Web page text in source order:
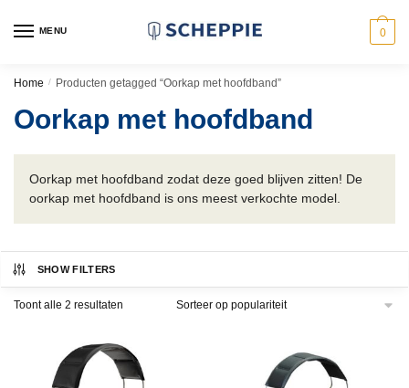
MENU 0
Home / Producten getagged “Oorkap met hoofdband”
Oorkap met hoofdband
Oorkap met hoofdband zodat deze goed blijven zitten! De
oorkap met hoofdband is ons meest verkochte model.
SHOW FILTERS
Toont alle 2 resultaten Gesorteerd